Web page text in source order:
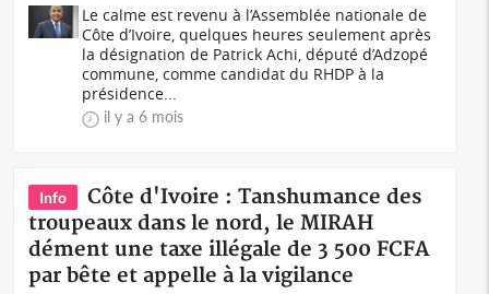
Le calme est revenu à l’Assemblée nationale de
Côte d’Ivoire, quelques heures seulement après
la désignation de Patrick Achi, député d’Adzopé
commune, comme candidat du RHDP à la
présidence...
il y a 6 mois
Info
Côte d'Ivoire : Tanshumance des
troupeaux dans le nord, le MIRAH
dément une taxe illégale de 3 500 FCFA
par bête et appelle à la vigilance